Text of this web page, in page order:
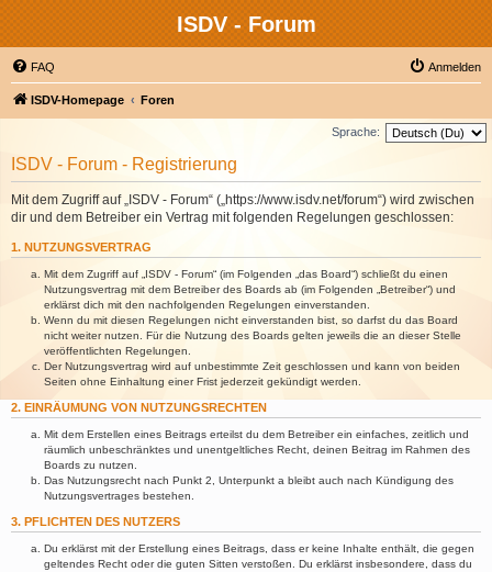
ISDV - Forum
FAQ Anmelden
ISDV-Homepage Foren
Sprache:
ISDV - Forum - Registrierung
Mit dem Zugriff auf „ISDV - Forum“ („https://www.isdv.net/forum“) wird zwischen
dir und dem Betreiber ein Vertrag mit folgenden Regelungen geschlossen:
1. NUTZUNGSVERTRAG
Mit dem Zugriff auf „ISDV - Forum“ (im Folgenden „das Board“) schließt du einen
Nutzungsvertrag mit dem Betreiber des Boards ab (im Folgenden „Betreiber“) und
erklärst dich mit den nachfolgenden Regelungen einverstanden.
Wenn du mit diesen Regelungen nicht einverstanden bist, so darfst du das Board
nicht weiter nutzen. Für die Nutzung des Boards gelten jeweils die an dieser Stelle
veröffentlichten Regelungen.
Der Nutzungsvertrag wird auf unbestimmte Zeit geschlossen und kann von beiden
Seiten ohne Einhaltung einer Frist jederzeit gekündigt werden.
2. EINRÄUMUNG VON NUTZUNGSRECHTEN
Mit dem Erstellen eines Beitrags erteilst du dem Betreiber ein einfaches, zeitlich und
räumlich unbeschränktes und unentgeltliches Recht, deinen Beitrag im Rahmen des
Boards zu nutzen.
Das Nutzungsrecht nach Punkt 2, Unterpunkt a bleibt auch nach Kündigung des
Nutzungsvertrages bestehen.
3. PFLICHTEN DES NUTZERS
Du erklärst mit der Erstellung eines Beitrags, dass er keine Inhalte enthält, die gegen
geltendes Recht oder die guten Sitten verstoßen. Du erklärst insbesondere, dass du